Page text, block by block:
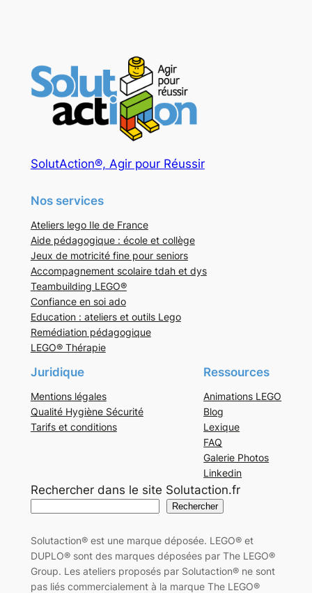
SolutAction®, Agir pour Réussir
Nos services
Ateliers lego Ile de France
Aide pédagogique : école et collège
Jeux de motricité fine pour seniors
Accompagnement scolaire tdah et dys
Teambuilding LEGO®
Confiance en soi ado
Education : ateliers et outils Lego
Remédiation pédagogique
LEGO® Thérapie
Juridique
Mentions légales
Qualité Hygiène Sécurité
Tarifs et conditions
Ressources
Animations LEGO
Blog
Lexique
FAQ
Galerie Photos
Linkedin
Rechercher dans le site Solutaction.fr
Rechercher
Solutaction® est une marque déposée. LEGO® et
DUPLO® sont des marques déposées par The LEGO®
Group. Les ateliers proposés par Solutaction® ne sont
pas liés commercialement à la marque The LEGO®